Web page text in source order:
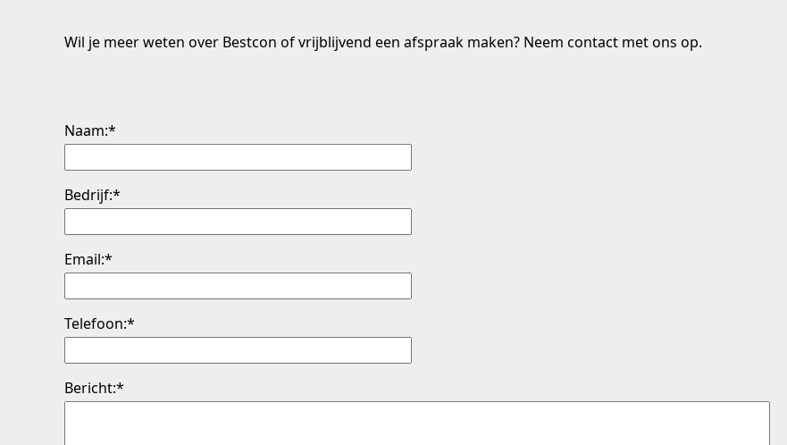
Wil je meer weten over Bestcon of vrijblijvend een afspraak maken? Neem contact met ons op.
Naam:*
Bedrijf:*
Email:*
Telefoon:*
Bericht:*